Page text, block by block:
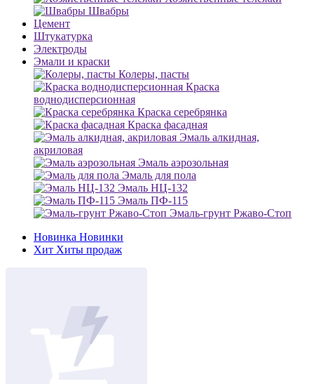
Швабры
Цемент
Штукатурка
Электроды
Эмали и краски
Колеры, пасты
Краска
воднодисперсионная
Краска серебрянка
Краска фасадная
Эмаль алкидная,
акриловая
Эмаль аэрозольная
Эмаль для пола
Эмаль НЦ-132
Эмаль ПФ-115
Эмаль-грунт Ржаво-Стоп
Новинка Новинки
Хит Хиты продаж